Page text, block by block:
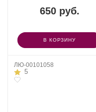
650 руб.
В КОРЗИНУ
ЛЮ-00101058
5